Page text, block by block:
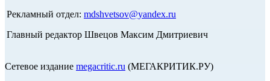
Рекламный отдел: mdshvetsov@yandex.ru
Главный редактор Швецов Максим Дмитриевич
Сетевое издание megacritic.ru (МЕГАКРИТИК.РУ)